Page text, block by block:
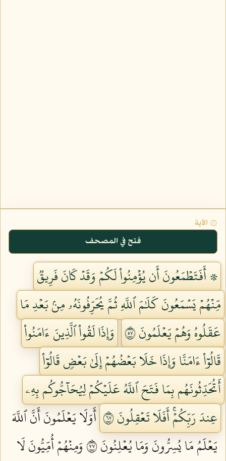
۞ الآية
فتح في المصحف
۞ أَفَتَطۡمَعُونَ أَن يُؤۡمِنُواْ لَكُمۡ وَقَدۡ كَانَ فَرِيقٞ
مِّنۡهُمۡ يَسۡمَعُونَ كَلَٰمَ ٱللَّهِ ثُمَّ يُحَرِّفُونَهُۥ مِنۢ بَعۡدِ مَا
عَقَلُوهُ وَهُمۡ يَعۡلَمُونَ ٧٥
وَإِذَا لَقُواْ ٱلَّذِينَ ءَامَنُواْ
قَالُوٓاْ ءَامَنَّا وَإِذَا خَلَا بَعۡضُهُمۡ إِلَىٰ بَعۡضٖ قَالُوٓاْ
أَتُحَدِّثُونَهُم بِمَا فَتَحَ ٱللَّهُ عَلَيۡكُمۡ لِيُحَآجُّوكُم بِهِۦ
عِندَ رَبِّكُمۡۚ أَفَلَا تَعۡقِلُونَ ٧٦
أَوَلَا يَعۡلَمُونَ أَنَّ ٱللَّهَ
يَعۡلَمُ مَا يُسِرُّونَ وَمَا يُعۡلِنُونَ ٧٧
وَمِنۡهُمۡ أُمِّيُّونَ لَا